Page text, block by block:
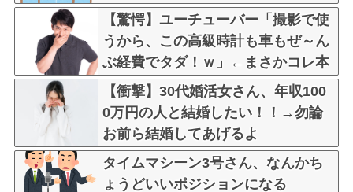
【驚愕】ユーチューバー「撮影で使
うから、この高級時計も車もぜ～ん
ぶ経費でタダ！ｗ」←まさかコレ本
気にしてる奴なんておらんよな？よ
な？w w w w w w w w w w w
【衝撃】30代婚活女さん、年収100
0万円の人と結婚したい！！→勿論
お前ら結婚してあげるよ
な？？？？？？？
タイムマシーン3号さん、なんかち
ょうどいいポジションになる